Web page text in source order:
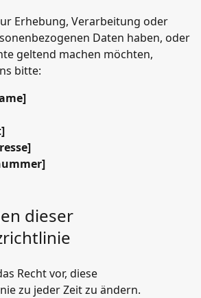
Erhebung, Verarbeitung oder
Daten haben, oder
geltend machen möchten,
bitte:
dieser
Recht vor, diese
zu jeder Zeit zu ändern.